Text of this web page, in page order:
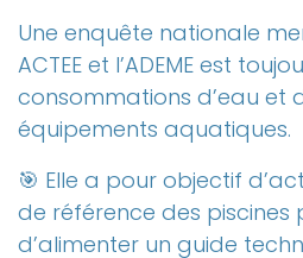
Une enquête nationale
ACTEE et l’ADEME est
consommations d’eau et
équipements aquatiques.
🎯 Elle a pour objectif
de référence des piscines
d’alimenter un guide